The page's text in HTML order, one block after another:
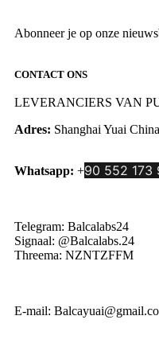
Abonneer je op onze
CONTACT ONS
LEVERANCIERS VAN
Adres: Shanghai Yuai China
Whatsapp: +90 552 173
Telegram: Balcalabs24
Signaal: @Balcalabs.24
Threema: NZNTZFFM
E-mail: